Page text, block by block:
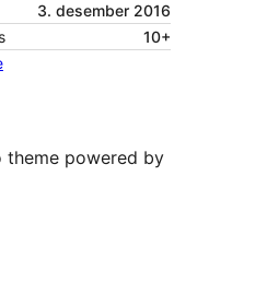
3. desember 2016
10+
powered by